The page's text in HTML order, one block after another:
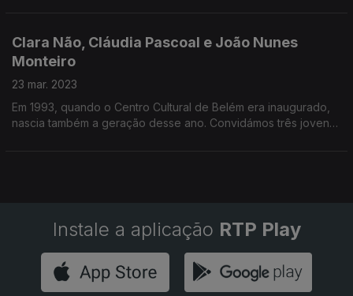
Clara Não, Cláudia Pascoal e João Nunes
Monteiro
23 mar. 2023
Em 1993, quando o Centro Cultural de Belém era inaugurado,
nascia também a geração desse ano. Convidámos três jovens,
Instale a aplicação RTP Play